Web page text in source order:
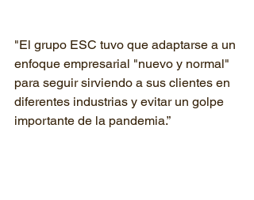
"El grupo ESC tuvo que adaptarse a un
enfoque empresarial "nuevo y normal"
para seguir sirviendo a sus clientes en
diferentes industrias y evitar un golpe
importante de la pandemia.”